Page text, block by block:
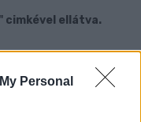
Personal
cimkével ellátva.